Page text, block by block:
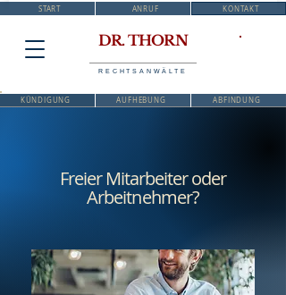
START ANRUF KONTAKT
DR. THORN
RECHTSANWÄLTE
KÜNDIGUNG AUFHEBUNG ABFINDUNG
Freier Mitarbeiter oder
Arbeitnehmer?